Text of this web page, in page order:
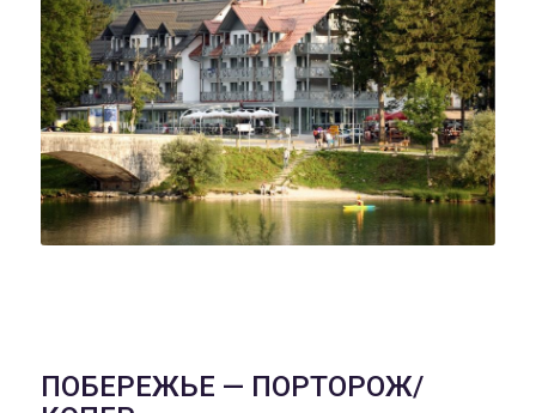
ПОБЕРЕЖЬЕ — ПОРТОРОЖ/